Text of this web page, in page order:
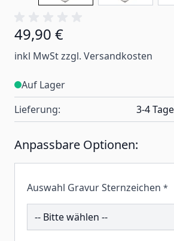
49,90 €
inkl MwSt zzgl. Versandkosten
Auf Lager
Lieferung:
3-4 Tage
Anpassbare Optionen:
Auswahl Gravur Sternzeichen *
211732